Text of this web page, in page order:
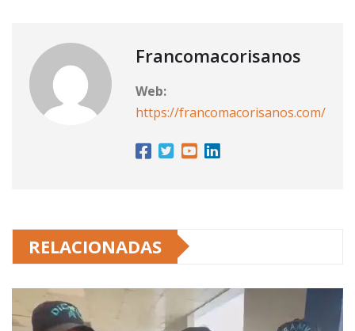
Francomacorisanos
Web:
https://francomacorisanos.com/
RELACIONADAS